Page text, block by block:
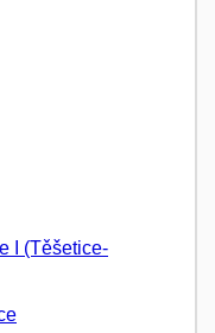
I (Těšetice-